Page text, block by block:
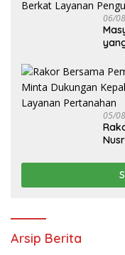
06/
05/
Arsip Berita